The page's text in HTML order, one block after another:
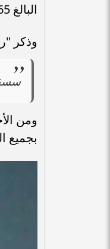
البالغ 65 مليوم يورو.
وذكر
بجميع